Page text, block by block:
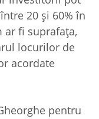
20 şi 60% în
fi suprafaţa,
locurilor de
acordate
pentru